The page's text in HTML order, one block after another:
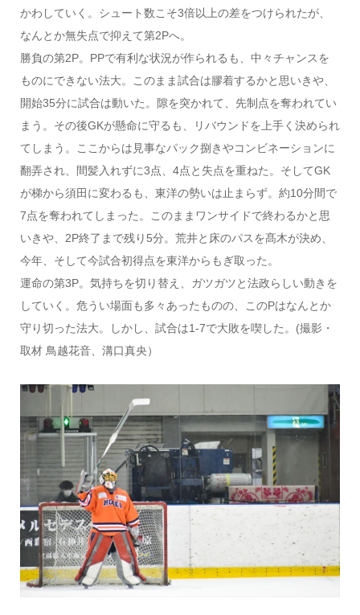
かわしていく。シュート数こそ3倍以上の差をつけられたが、
なんとか無失点で抑えて第2Pへ。
勝負の第2P。PPで有利な状況が作られるも、中々チャンスを
ものにできない法大。このまま試合は膠着するかと思いきや、
開始35分に試合は動いた。隙を突かれて、先制点を奪われてい
まう。その後GKが懸命に守るも、リバウンドを上手く決められ
てしまう。ここからは見事なパック捌きやコンビネーションに
翻弄され、間髪入れずに3点、4点と失点を重ねた。そしてGK
が梯から須田に変わるも、東洋の勢いは止まらず。約10分間で
7点を奪われてしまった。このままワンサイドで終わるかと思
いきや、2P終了まで残り5分。荒井と床のパスを髙木が決め、
今年、そして今試合初得点を東洋からもぎ取った。
運命の第3P。気持ちを切り替え、ガツガツと法政らしい動きを
していく。危うい場面も多々あったものの、このPはなんとか
守り切った法大。しかし、試合は1-7で大敗を喫した。(撮影・
取材 鳥越花音、溝口真央）